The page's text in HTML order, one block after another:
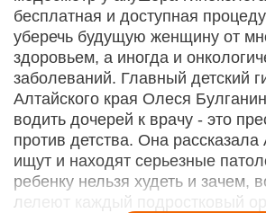
бесплатная и доступная
уберечь будущую женщину от
здоровьем, а иногда и
заболеваний. Главный детский
Алтайского края Олеся
водить дочерей к врачу - это
против детства. Она рассказала
ищут и находят серьезные
ребенку нельзя худеть и зачем,
лелеют каждый подростковый